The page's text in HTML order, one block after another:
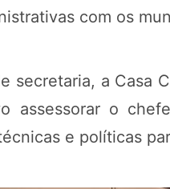
com os
secretaria, a Casa
assessorar o
e políticas